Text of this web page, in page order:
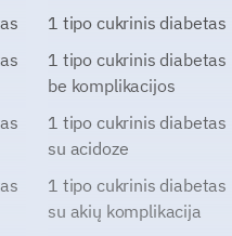
1 tipo cukrinis diabetas
1 tipo cukrinis diabetas
be komplikacijos
1 tipo cukrinis diabetas
su acidoze
1 tipo cukrinis diabetas
su akių komplikacija